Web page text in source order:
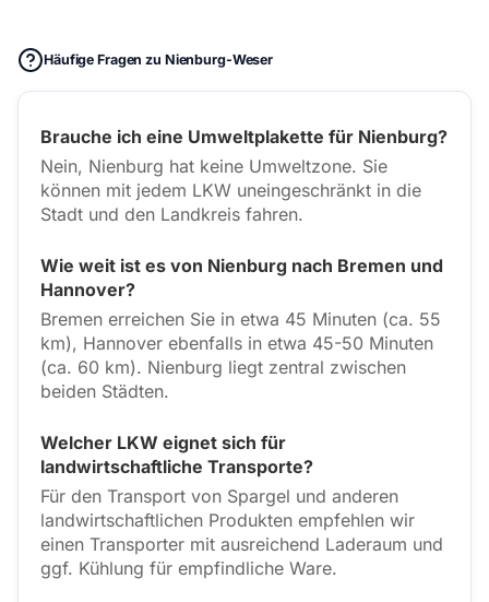
Häufige Fragen zu Nienburg-Weser
Brauche ich eine Umweltplakette für Nienburg?
Nein, Nienburg hat keine Umweltzone. Sie
können mit jedem LKW uneingeschränkt in die
Stadt und den Landkreis fahren.
Wie weit ist es von Nienburg nach Bremen und
Hannover?
Bremen erreichen Sie in etwa 45 Minuten (ca. 55
km), Hannover ebenfalls in etwa 45-50 Minuten
(ca. 60 km). Nienburg liegt zentral zwischen
beiden Städten.
Welcher LKW eignet sich für
landwirtschaftliche Transporte?
Für den Transport von Spargel und anderen
landwirtschaftlichen Produkten empfehlen wir
einen Transporter mit ausreichend Laderaum und
ggf. Kühlung für empfindliche Ware.